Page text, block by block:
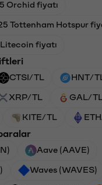
Orchid fiyatı
Tottenham Hotspur
fiyatı
CTSI/TL HNT/
XRP/TL GAL/
KITE/TL
Aave (AAVE)
Waves (WAVES)